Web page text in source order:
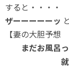
すると・・・・
ザーーーーーッ
【妻の大胆予想
まだお風呂っ
就寝時